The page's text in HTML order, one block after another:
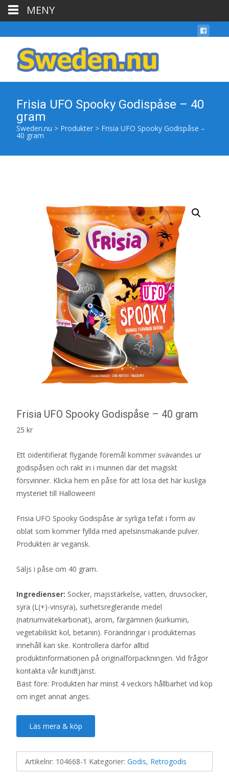
Frisia UFO Spooky Godispåse – 40
gram
Sweden.nu > Produkter > Frisia UFO Spooky Godispåse –
40 gram
Frisia UFO Spooky Godispåse – 40 gram
25 kr
Ett oidentifierat flygande föremål kommer svävandes ur
godispåsen och rakt in i munnen där det magiskt
försvinner. Klicka hem en påse för att lösa det här kusliga
mysteriet till Halloween!
Frisia UFO Spooky Godispåse är syrliga tefat i form av
oblat som kommer fyllda med apelsinsmakande pulver.
Produkten är vegansk.
Säljs i påse om 40 gram.
Ingredienser: Socker, majsstärkelse, vatten, druvsocker,
syra (L(+)-vinsyra), surhetsreglerande medel
(natriumvätekarbonat), arom, färgämnen (kurkumin,
vegetabiliskt kol, betanin). Förändringar i produkternas
innehåll kan ske. Kontrollera därför alltid
produktinformationen på originalförpackningen. Vid frågor
kontakta vår kundtjänst.
Bäst före: Produkten har minst 4 veckors hållbarhet vid köp
om inget annat anges.
Läs mera & köp
Artikelnr: 104668-1 Kategorier: Godis, Retrogodis
MENY